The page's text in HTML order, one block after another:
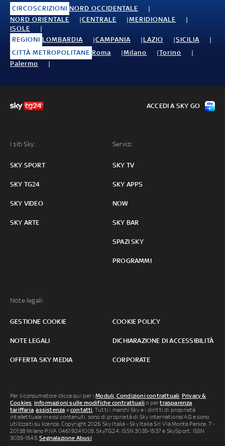
CIRCOSCRIZIONI NORD OCCIDENTALE
NORD ORIENTALE
CENTRALE
MERIDIONALE
ISOLE
REGIONI LOMBARDIA CAMPANIA LAZIO
SICILIA
CITTÀ METROPOLITANE Roma Milano
Torino
Palermo
I siti Sky:
SKY SPORT
SKY TG24
SKY VIDEO
SKY ARTE
Servizi:
SKY TV
SKY APPS
NOW
SKY BAR
SPAZI SKY
PROGRAMMI
Note legali:
GESTIONE COOKIE COOKIE POLICY
NOTE LEGALI DICHIARAZIONE DI ACCESSIBILITÀ
OFFERTA SKY MEDIA CORPORATE
ACCEDI A SKY GO
Per il consumatore clicca qui per iModuli, Condizioni contrattuali, Privacy &
Cookies, informazioni sulle modifiche contrattuali o pertrasparenza
tariffaria,assistenza econtatti. Tutti i marchi Sky e i diritti di proprietà
intellettuale in essi contenuti, sono di proprietà di Sky international AG e sono
utilizzati su licenza. Copyright 2026 Sky Italia - Sky Italia Srl Via Monte Penice, 7 -
20138 Milano P.IVA 04619241005. SkyTG24: ISSN 3035-1537 e SkySport: ISSN
3035-1545.Segnalazione Abusi